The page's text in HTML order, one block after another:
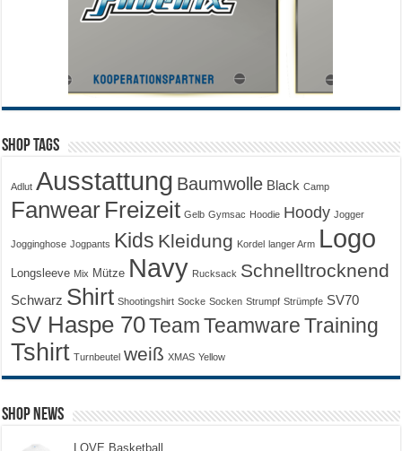
Shop Tags
Adlut Ausstattung Baumwolle Black Camp
Fanwear Freizeit Gelb Gymsac Hoodie Hoody Jogger
Jogginghose Jogpants Kids Kleidung Kordel langer Arm Logo
Longsleeve Mix Mütze Navy Rucksack Schnelltrocknend
Schwarz Shirt Shootingshirt Socke Socken Strumpf Strümpfe SV70
SV Haspe 70Team Teamware Training
Tshirt Turnbeutel weiß XMAS Yellow
Shop News
LOVE Basketball